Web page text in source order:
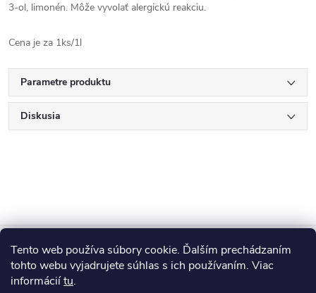
Tento web používa súbory cookie. Ďalším prechádzaním
tohto webu vyjadrujete súhlas s ich používaním. Viac
informáciítu.
3-ol, limonén. Môže vyvolať alergickú reakciu.
Cena je za 1ks/1l
Parametre produktu
Diskusia
Z
áBlog